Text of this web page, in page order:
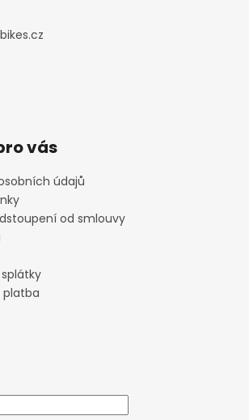
vás
údajů
od smlouvy
platba